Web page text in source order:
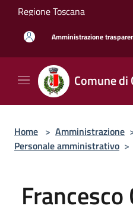
Salta al contenuto principale
Regione Toscana
Amministrazione
Comune di
Home > Amministrazione
Personale amministrativo >